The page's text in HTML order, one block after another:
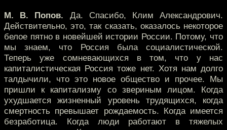
М. В. Попов. Да. Спасибо, Клим Александрович.
Действительно, это, так сказать, оказалось некоторое
белое пятно в новейшей истории России. Потому, что
мы знаем, что Россия была социалистической.
Теперь уже сомневающихся в том, что у нас
капиталистическая Россия тоже нет. Хотя нам долго
талдычили, что это новое общество и прочее. Мы
пришли к капитализму со звериным лицом. Когда
ухудшается жизненный уровень трудящихся, когда
смертность превышает рождаемость. Когда имеется
безработица. Когда люди работают в тяжелых